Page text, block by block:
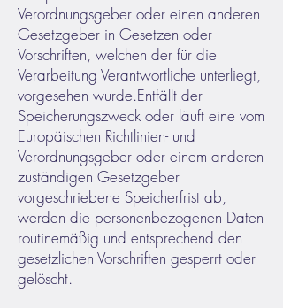
Verordnungsgeber oder einen anderen
Gesetzgeber in Gesetzen oder
Vorschriften, welchen der für die
Verarbeitung Verantwortliche unterliegt,
vorgesehen wurde.Entfällt der
Speicherungszweck oder läuft eine vom
Europäischen Richtlinien- und
Verordnungsgeber oder einem anderen
zuständigen Gesetzgeber
vorgeschriebene Speicherfrist ab,
werden die personenbezogenen Daten
routinemäßig und entsprechend den
gesetzlichen Vorschriften gesperrt oder
gelöscht.